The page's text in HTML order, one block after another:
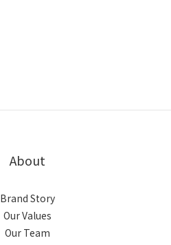
About
Brand Story
Our Values
Our Team